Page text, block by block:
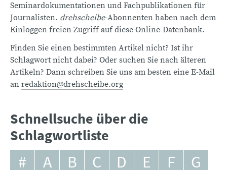
Seminardokumentationen und Fachpublikationen für
Journalisten. drehscheibe-Abonnenten haben nach dem
Einloggen freien Zugriff auf diese Online-Datenbank.
Finden Sie einen bestimmten Artikel nicht? Ist ihr
Schlagwort nicht dabei? Oder suchen Sie nach älteren
Artikeln? Dann schreiben Sie uns am besten eine E-Mail
an redaktion@drehscheibe.org
Schnellsuche über die
Schlagwortliste
# A B C D E F
G